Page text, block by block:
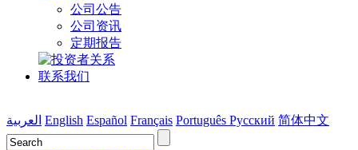
公司公告
公司资讯
定期报告
联系我们
العربية English Español Français Português Pусский 简体中文